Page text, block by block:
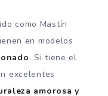
como Mastín
en modelos
.Si tiene el
excelentes
amorosa y